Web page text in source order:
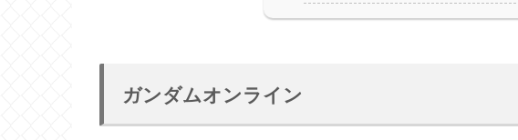
ガンダムオンライン